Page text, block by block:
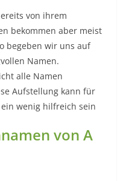
von ihrem
bekommen aber meist
begeben wir uns auf
Namen.
alle Namen
Aufstellung kann für
wenig hilfreich sein
von A